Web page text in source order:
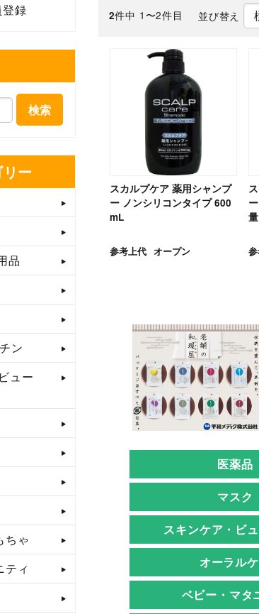
2件中 1〜2件目 並び替え
スカルプケア 薬用シャンプ
ー ノンシリコンタイプ 600
mL
参考上代 オープン
医薬品
マスク
スキンケア・ビ
オーラル
ベビー・マタ
録
検索
ー
品
ン
ュー
ちゃ
ィ